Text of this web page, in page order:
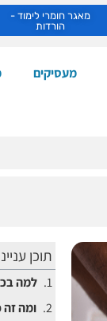
מאגר חומרי לימוד -
הורדות
מעסיקים
תוכן
למה
ומה